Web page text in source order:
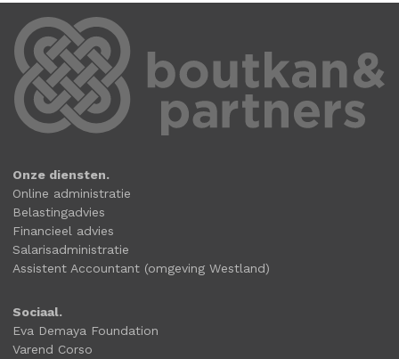
Onze diensten.
Online administratie
Belastingadvies
Financieel advies
Salarisadministratie
Assistent Accountant (omgeving Westland)
Sociaal.
Eva Demaya Foundation
Varend Corso